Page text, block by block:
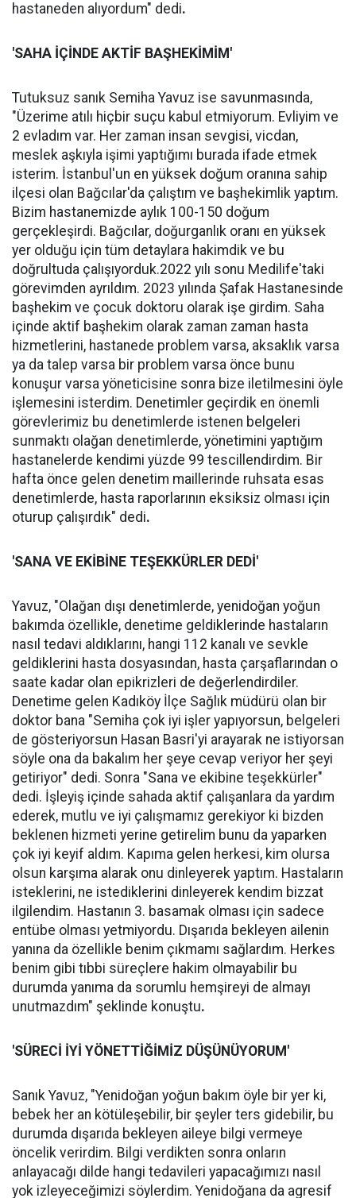
hastaneden alıyordum" dedi.
'SAHA İÇİNDE AKTİF BAŞHEKİMİM'
Tutuksuz sanık Semiha Yavuz ise savunmasında,
"Üzerime atılı hiçbir suçu kabul etmiyorum. Evliyim ve
2 evladım var. Her zaman insan sevgisi, vicdan,
meslek aşkıyla işimi yaptığımı burada ifade etmek
isterim. İstanbul'un en yüksek doğum oranına sahip
ilçesi olan Bağcılar'da çalıştım ve başhekimlik yaptım.
Bizim hastanemizde aylık 100-150 doğum
gerçekleşirdi. Bağcılar, doğurganlık oranı en yüksek
yer olduğu için tüm detaylara hakimdik ve bu
doğrultuda çalışıyorduk.2022 yılı sonu Medilife'taki
görevimden ayrıldım. 2023 yılında Şafak Hastanesinde
başhekim ve çocuk doktoru olarak işe girdim. Saha
içinde aktif başhekim olarak zaman zaman hasta
hizmetlerini, hastanede problem varsa, aksaklık varsa
ya da talep varsa bir problem varsa önce bunu
konuşur varsa yöneticisine sonra bize iletilmesini öyle
işlemesini isterdim. Denetimler geçirdik en önemli
görevlerimiz bu denetimlerde istenen belgeleri
sunmaktı olağan denetimlerde, yönetimini yaptığım
hastanelerde kendimi yüzde 99 tescillendirdim. Bir
hafta önce gelen denetim maillerinde ruhsata esas
denetimlerde, hasta raporlarının eksiksiz olması için
oturup çalışırdık" dedi.
'SANA VE EKİBİNE TEŞEKKÜRLER DEDİ'
Yavuz, "Olağan dışı denetimlerde, yenidoğan yoğun
bakımda özellikle, denetime geldiklerinde hastaların
nasıl tedavi aldıklarını, hangi 112 kanalı ve sevkle
geldiklerini hasta dosyasından, hasta çarşaflarından o
saate kadar olan epikrizleri de değerlendirdiler.
Denetime gelen Kadıköy İlçe Sağlık müdürü olan bir
doktor bana "Semiha çok iyi işler yapıyorsun, belgeleri
de gösteriyorsun Hasan Basri'yi arayarak ne istiyorsan
söyle ona da bakalım her şeye cevap veriyor her şeyi
getiriyor" dedi. Sonra "Sana ve ekibine teşekkürler"
dedi. İşleyiş içinde sahada aktif çalışanlara da yardım
ederek, mutlu ve iyi çalışmamız gerekiyor ki bizden
beklenen hizmeti yerine getirelim bunu da yaparken
çok iyi keyif aldım. Kapıma gelen herkesi, kim olursa
olsun karşıma alarak onu dinleyerek yaptım. Hastaların
isteklerini, ne istediklerini dinleyerek kendim bizzat
ilgilendim. Hastanın 3. basamak olması için sadece
entübe olması yetmiyordu. Dışarıda bekleyen ailenin
yanına da özellikle benim çıkmamı sağlardım. Herkes
benim gibi tıbbi süreçlere hakim olmayabilir bu
durumda yanıma da sorumlu hemşireyi de almayı
unutmazdım" şeklinde konuştu.
'SÜRECİ İYİ YÖNETTİĞİMİZ DÜŞÜNÜYORUM'
Sanık Yavuz, "Yenidoğan yoğun bakım öyle bir yer ki,
bebek her an kötüleşebilir, bir şeyler ters gidebilir, bu
durumda dışarıda bekleyen aileye bilgi vermeye
öncelik verirdim. Bilgi verdikten sonra onların
anlayacağı dilde hangi tedavileri yapacağımızı nasıl
yok izleyeceğimizi söylerdim. Yenidoğana da agresif